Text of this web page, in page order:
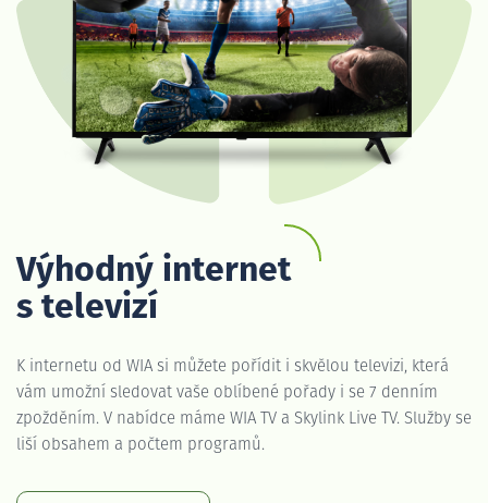
Výhodný internet
s televizí
K internetu od WIA si můžete pořídit i skvělou televizi, která
vám umožní sledovat vaše oblíbené pořady i se 7 denním
zpožděním. V nabídce máme WIA TV a Skylink Live TV. Služby se
liší obsahem a počtem programů.